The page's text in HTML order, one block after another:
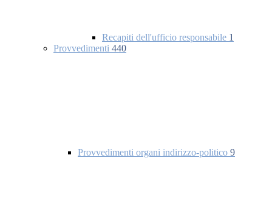
Recapiti dell'ufficio responsabile 1
Provvedimenti 440
Provvedimenti organi indirizzo-politico 9